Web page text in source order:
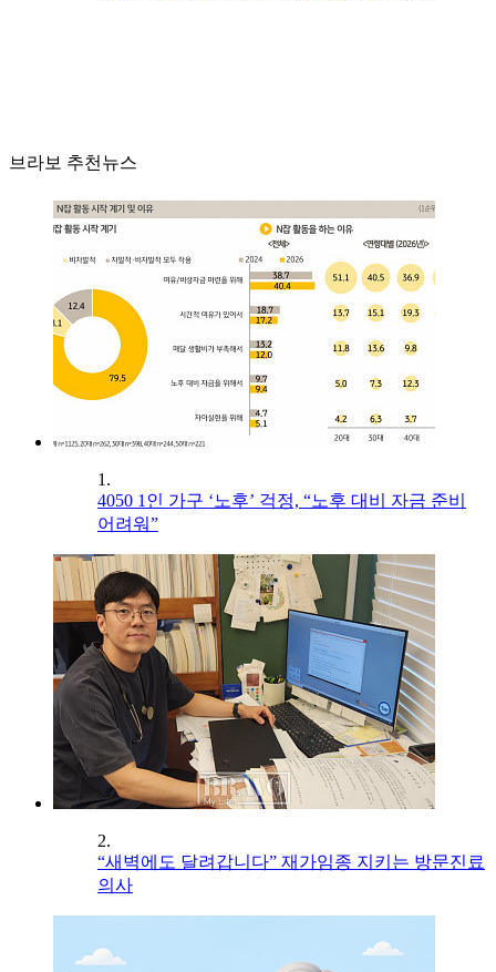
브라보 추천뉴스
1.
4050 1인 가구 ‘노후’ 걱정, “노후 대비 자금 준비
어려워”
2.
“새벽에도 달려갑니다” 재가임종 지키는 방문진료
의사